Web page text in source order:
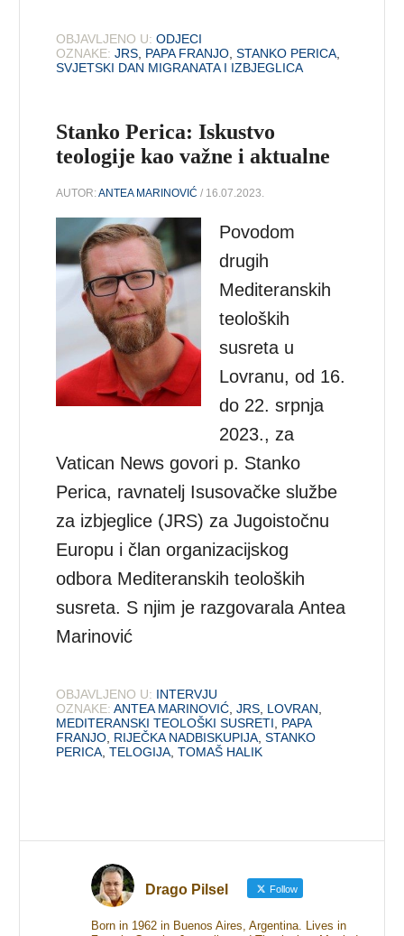
OBJAVLJENO U: ODJECI
OZNAKE: JRS, PAPA FRANJO,STANKO PERICA,
SVJETSKI DAN MIGRANATA I IZBJEGLICA
Stanko Perica: Iskustvo
teologije kao važne i aktualne
AUTOR:ANTEA MARINOVIĆ / 16.07.2023.
Povodom
drugih
Mediteranskih
teoloških
susreta u
Lovranu, od 16.
do 22. srpnja
2023., za
Vatican News govori p. Stanko
Perica, ravnatelj Isusovačke službe
za izbjeglice (JRS) za Jugoistočnu
Europu i član organizacijskog
odbora Mediteranskih teoloških
susreta. S njim je razgovarala Antea
Marinović
OBJAVLJENO U: INTERVJU
OZNAKE: ANTEA MARINOVIĆ,JRS, LOVRAN,
MEDITERANSKI TEOLOŠKI SUSRETI, PAPA
FRANJO, RIJEČKA NADBISKUPIJA,STANKO
PERICA,TELOGIJA,TOMAŠ HALIK
Drago Pilsel Follow
Born in 1962 in Buenos Aires, Argentina. Lives in